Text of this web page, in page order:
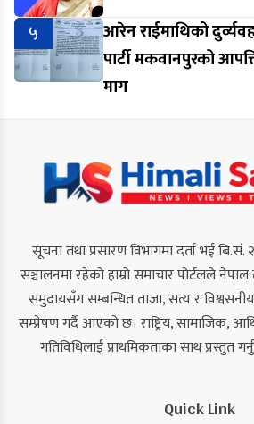
५
आरेन राईमाथिको
पार्टी मकवानपुरको
माग
सूचना तथा प्रसारण विभागमा दर्ता भई
सञ्चालनमा रहेको हाम्रो समाचार पोर्टलले
समुदायसँग सम्बन्धित ताजा, सत्य र
सम्प्रेषण गर्दै आएको छ। राष्ट्रिय, सामाजिक,
गतिविधिलाई प्राथमिकताका साथ प्रस्तुत
Quick Link